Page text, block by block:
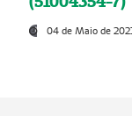
04 de Maio de